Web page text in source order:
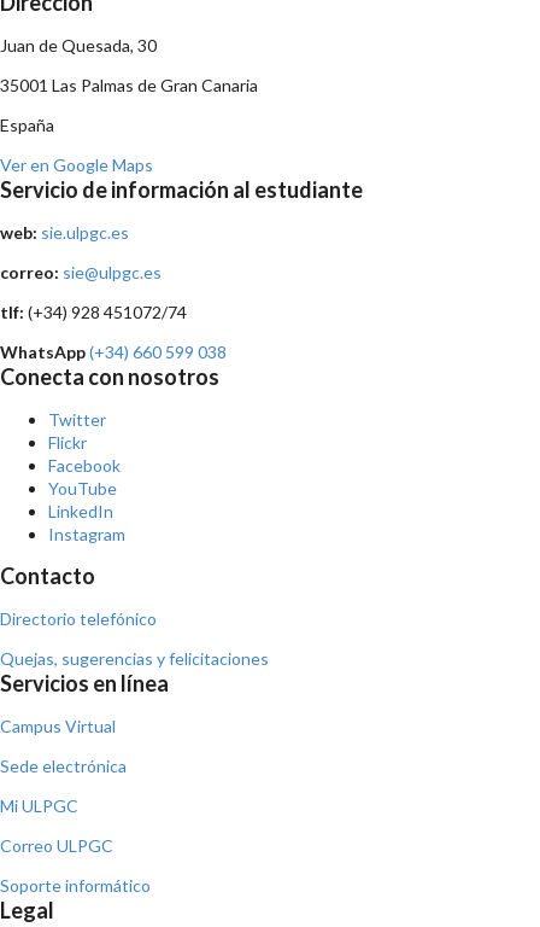
Juan de Quesada, 30
35001 Las Palmas de Gran Canaria
España
Ver en Google Maps
Servicio de información al estudiante
web: sie.ulpgc.es
correo: sie@ulpgc.es
tlf: (+34) 928 451072/74
WhatsApp(+34) 660 599 038
Conecta con nosotros
Twitter
Flickr
Facebook
YouTube
LinkedIn
Instagram
Contacto
Directorio telefónico
Quejas, sugerencias y felicitaciones
Servicios en línea
Campus Virtual
Sede electrónica
Mi ULPGC
Correo ULPGC
Soporte informático
Legal